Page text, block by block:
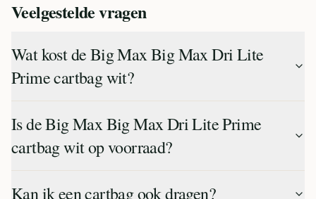
Veelgestelde vragen
Wat kost de Big Max Big Max Dri Lite
Prime cartbag wit?
Is de Big Max Big Max Dri Lite Prime
cartbag wit op voorraad?
Kan ik een cartbag ook dragen?